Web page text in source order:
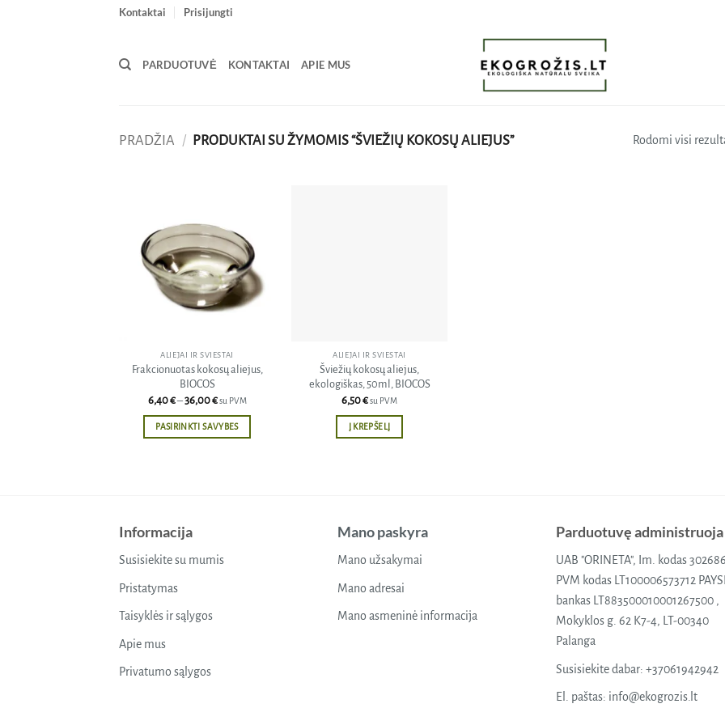
Kontaktai Prisijungti
PARDUOTUVĖ KONTAKTAI APIE MUS
PRADŽIA / PRODUKTAI SU ŽYMOMIS “ŠVIEŽIŲ KOKOSŲ ALIEJUS” Rodomi visi
į norų
sąrašą
ALIEJAI IR SVIESTAI
Frakcionuotas kokosų aliejus,
BIOCOS
6,40€–36,00€Price
6,40 €
through
su PVM
PASIRINKTI SAVYBES
options
chosen
product
ALIEJAI IR SVIESTAI
Šviežių kokosų aliejus,
ekologiškas, 50ml, BIOCOS
6,50€su PVM
Į KREPŠELĮ
Informacija
Susisiekite su mumis
Pristatymas
Taisyklės ir sąlygos
Apie mus
Privatumo sąlygos
Mano paskyra
Mano užsakymai
Mano adresai
Mano asmeninė informacija
Parduotuvę administruoja
UAB "ORINETA", Im. kodas
PVM kodas LT100006573712
bankas LT883500010001267500 ,
Mokyklos g. 62 K7-4, LT-00340
Palanga
Susisiekite dabar: +37061942942
El. paštas: info@ekogrozis.lt